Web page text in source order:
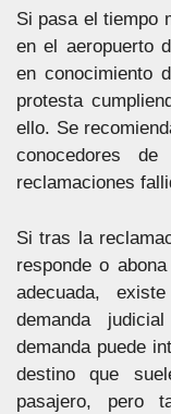
Si pasa el tiempo
en el aeropuerto
en conocimiento
protesta
ello. Se
conocedores
reclamaciones
Si tras la
responde o
adecuada,
demanda
demanda puede
destino que
pasajero, pero